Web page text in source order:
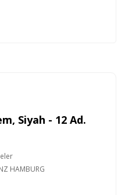
Siyah - 12 Ad.
HAMBURG